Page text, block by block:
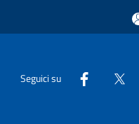
Seguici su